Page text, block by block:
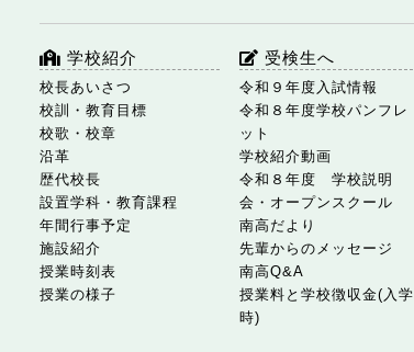
学校紹介
校長あいさつ
校訓・教育目標
校歌・校章
沿革
歴代校長
設置学科・教育課程
年間行事予定
施設紹介
授業時刻表
授業の様子
受検生へ
令和９年度入試情報
令和８年度学校パンフレ
ット
学校紹介動画
令和８年度 学校説明
会・オープンスクール
南高だより
先輩からのメッセージ
南高Q&A
授業料と学校徴収金(入学
時)